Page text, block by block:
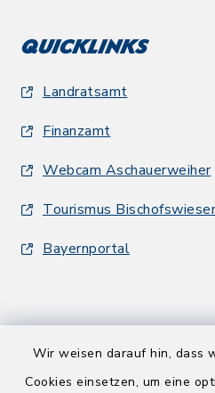
Wir weisen darauf hin, dass
Cookies einsetzen, um eine
Quicklinks
Landratsamt
Finanzamt
Webcam Aschauerweiher
Tourismus
Bayernportal